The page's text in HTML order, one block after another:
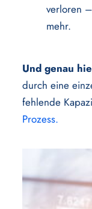
verloren
mehr.
Und genau
durch eine
fehlende
Prozess.